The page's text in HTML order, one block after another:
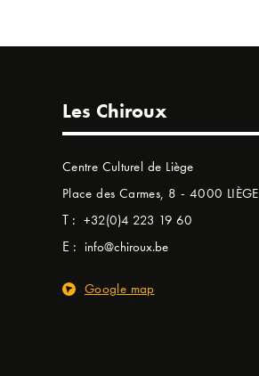
Les Chiroux
Centre Culturel de Liège
Place des Carmes, 8 - 4000 LIÈGE
T : +32(0)4 223 19 60
E : info@chiroux.be
Google map